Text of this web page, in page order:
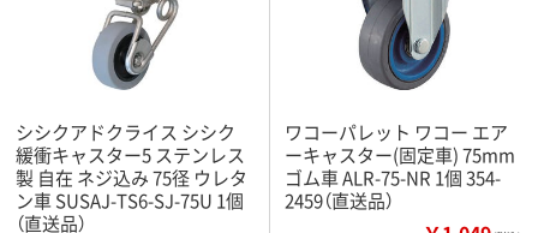
シシクアドクライス シシク
緩衝キャスター5 ステンレス
製 自在 ネジ込み 75径 ウレタ
ン車 SUSAJ-TS6-SJ-75U 1個
（直送品）
ワコーパレット ワコー エア
ーキャスター(固定車) 75mm
ゴム車 ALR-75-NR 1個 354-
2459（直送品）